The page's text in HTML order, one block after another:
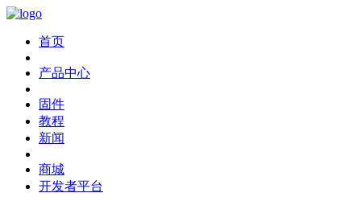
首页
产品中心
固件
教程
新闻
商城
开发者平台